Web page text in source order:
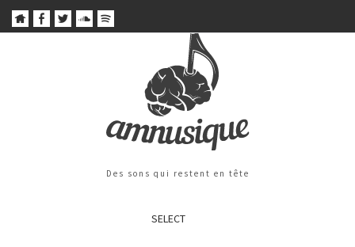
Des sons qui restent en tête
SELECT